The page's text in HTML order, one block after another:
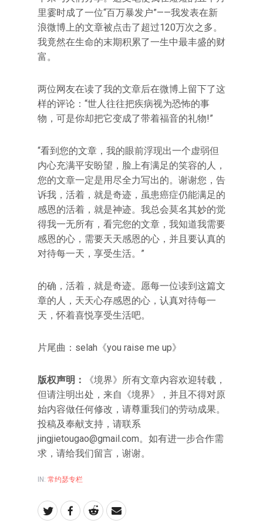
里霎时成了一位“百万暴发户”——我发表在新
浪微博上的文章被点击了超过120万次之多。
我竟然在生命的末期积累了一生中最丰盛的财
富。
两位网友在读了我的文章后在微博上留下了这
样的评论：“世人往往把疾病视为恐怖的事
物，可是你却把它变成了带着福音的礼物!”
“看到您的文章，我的眼前浮现出一个虚弱但
内心充满平安盼望，脸上有满足的笑容的人，
您的文章一定是用尽全力写出的。谢谢您，告
诉我，活着，就是奇迹，虽患癌症仍能满足的
感恩的活着，就是神迹。我总会莫名其妙的觉
得我一无所有，看完您的文章，我知道我需要
感恩的心，需要天天感恩的心，并且要认真的
对待每一天，享受生活。”
的确，活着，就是奇迹。愿每一位读到这篇文
章的人，天天心存感恩的心，认真对待每一
天，怀着喜悦享受生活吧。
片尾曲：selah《you raise me up》
版权声明：
《境界》所有文章内容欢迎转载，
但请注明出处，来自《境界》，并且不得对原
始内容做任何修改，请尊重我们的劳动成果。
投稿及奉献支持，请联系
jingjietougao@gmail.com。如有进一步合作需
求，请给我们留言，谢谢。
IN: 常约瑟专栏